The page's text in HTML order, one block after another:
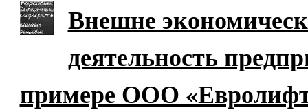
Внешне
деятельность
примере ООО